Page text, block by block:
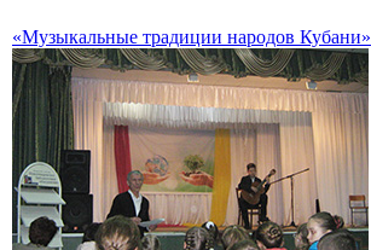
«Музыкальные традиции народов Кубани»